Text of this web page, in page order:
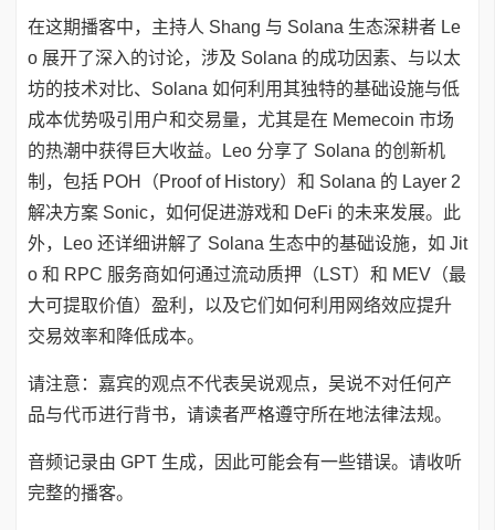
在这期播客中，主持人 Shang 与 Solana 生态深耕者 Le
o 展开了深入的讨论，涉及 Solana 的成功因素、与以太
坊的技术对比、Solana 如何利用其独特的基础设施与低
成本优势吸引用户和交易量，尤其是在 Memecoin 市场
的热潮中获得巨大收益。Leo 分享了 Solana 的创新机
制，包括 POH（Proof of History）和 Solana 的 Layer 2
解决方案 Sonic，如何促进游戏和 DeFi 的未来发展。此
外，Leo 还详细讲解了 Solana 生态中的基础设施，如 Jit
o 和 RPC 服务商如何通过流动质押（LST）和 MEV（最
大可提取价值）盈利，以及它们如何利用网络效应提升
交易效率和降低成本。
请注意：嘉宾的观点不代表吴说观点，吴说不对任何产
品与代币进行背书，请读者严格遵守所在地法律法规。
音频记录由 GPT 生成，因此可能会有一些错误。请收听
完整的播客。